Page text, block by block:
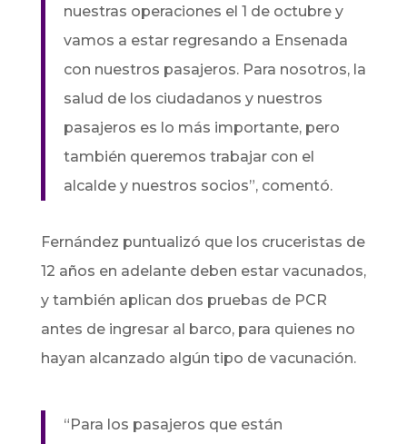
nuestras operaciones el 1 de octubre y
vamos a estar regresando a Ensenada
con nuestros pasajeros. Para nosotros, la
salud de los ciudadanos y nuestros
pasajeros es lo más importante, pero
también queremos trabajar con el
alcalde y nuestros socios”, comentó.
Fernández puntualizó que los cruceristas de
12 años en adelante deben estar vacunados,
y también aplican dos pruebas de PCR
antes de ingresar al barco, para quienes no
hayan alcanzado algún tipo de vacunación.
“Para los pasajeros que están